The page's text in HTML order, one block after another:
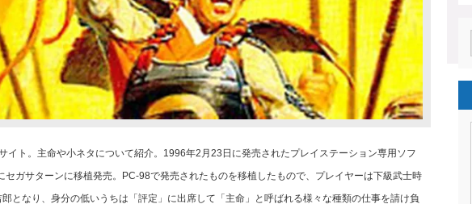
イト。主命や小ネタについて紹介。1996年2月23日に発売されたプレイステーション専用ソフ
セガサターンに移植発売。PC-98で発売されたものを移植したもので、プレイヤーは下級武士時
となり、身分の低いうちは「評定」に出席して「主命」と呼ばれる様々な種類の仕事を請け負